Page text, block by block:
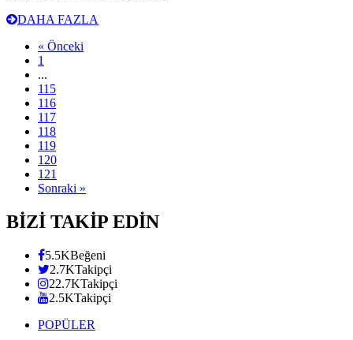
DAHA FAZLA
« Önceki
1
...
115
116
117
118
119
120
121
Sonraki »
BİZİ TAKİP EDİN
5.5KBeğeni
2.7KTakipçi
22.7KTakipçi
2.5KTakipçi
POPÜLER